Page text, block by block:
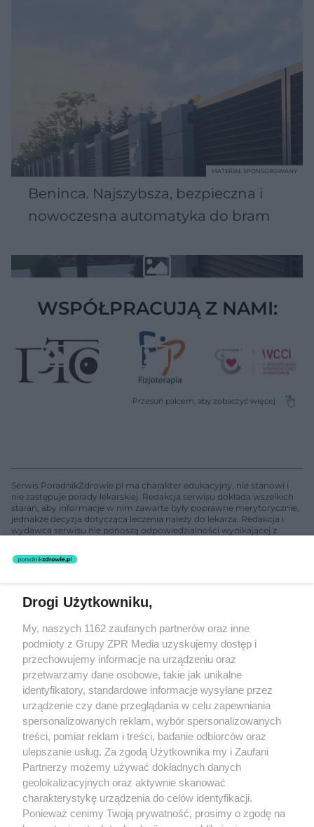
Beninca. Najszybsza, bezpieczna i
nowoczesna automatyka do bram
MATERIAŁ SPONSOROWANY
WSPÓŁPRACUJĄ Z NAMI:
Serwis PoradnikZdrowie.pl ma charakter edukacyjny, nie stanowi i
nie zastępuje porady lekarskiej. Redakcja serwisu dokłada wszelkich
starań, aby informacje w nim zawarte były poprawne merytorycznie,
jednakże decyzja dotycząca leczenia należy do lekarza. Redakcja i
wydawca serwisu nie ponoszą odpowiedzialności wynikającej z
świadczeń zdrowotnych w rozumieniu art. 3 ust 1 ustawy o
rozpowszechniany lub dalej rozpowszechniany w jakikolwiek sposób
(w tym także elektroniczny lub mechaniczny) na jakimkolwiek polu
eksploatacji w jakiejkolwiek formie, włącznie z umieszczaniem w
Internecie bez pisemnej zgody właściciela praw. Jakiekolwiek użycie
lub wykorzystanie utworów w całości lub w części z naruszeniem
prawa, tzn. bez właściwej zgody, jest zabronione pod groźbą kary i
może być ścigane prawnie.
O nas
Drogi Użytkowniku,
My, naszych 1162 zaufanych partnerów oraz inne
podmioty z Grupy ZPR Media uzyskujemy dostęp i
przechowujemy informacje na urządzeniu oraz
przetwarzamy dane osobowe, takie jak unikalne
identyfikatory, standardowe informacje wysyłane przez
urządzenie czy dane przeglądania w celu zapewniania
spersonalizowanych reklam, wybór spersonalizowanych
treści, pomiar reklam i treści, badanie odbiorców oraz
ulepszanie usług. Za zgodą Użytkownika my i Zaufani
Partnerzy możemy używać dokładnych danych
geolokalizacyjnych oraz aktywnie skanować
charakterystykę urządzenia do celów identyfikacji.
Ponieważ cenimy Twoją prywatność, prosimy o zgodę na